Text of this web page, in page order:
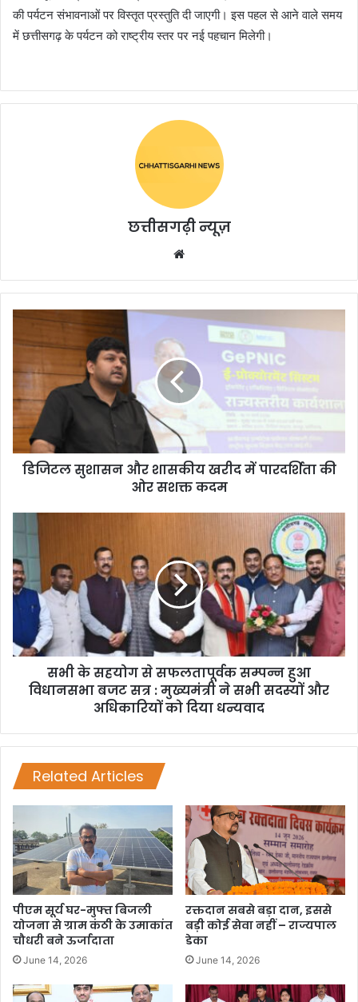
की पर्यटन संभावनाओं पर विस्तृत प्रस्तुति दी जाएगी। इस पहल से आने वाले समय
में छत्तीसगढ़ के पर्यटन को राष्ट्रीय स्तर पर नई पहचान मिलेगी।
छत्तीसगढ़ी न्यूज़
डिजिटल सुशासन और शासकीय खरीद में पारदर्शिता की
ओर सशक्त कदम
सभी के सहयोग से सफलतापूर्वक सम्पन्न हुआ
विधानसभा बजट सत्र : मुख्यमंत्री ने सभी सदस्यों और
अधिकारियों को दिया धन्यवाद
Related Articles
पीएम सूर्य घर-मुफ्त बिजली
योजना से ग्राम कंठी के उमाकांत
चौधरी बने ऊर्जादाता
June 14, 2026
रक्तदान सबसे बड़ा दान, इससे
बड़ी कोई सेवा नहीं – राज्यपाल
डेका
June 14, 2026